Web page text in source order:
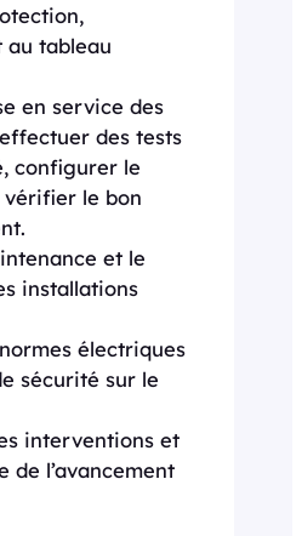
au tableau
en service des
des tests
configurer le
le bon
et le
installations
électriques
sécurité sur le
interventions et
de l’avancement